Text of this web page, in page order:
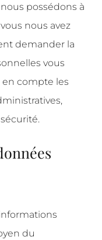
possédons à
nous avez
demander la
vous
en compte les
du